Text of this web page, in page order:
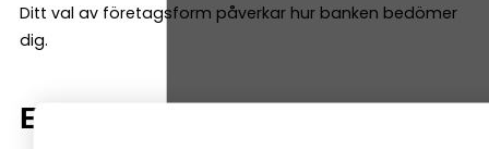
Ditt val av företagsform påverkar hur banken bedömer
dig.
Enskild firma